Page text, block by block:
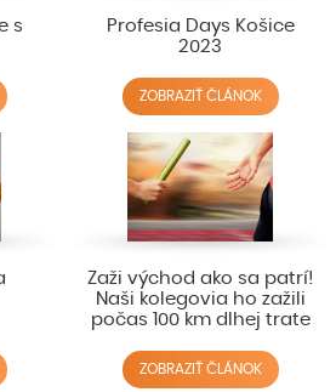
s
Profesia Days Košice
2023
ZOBRAZIŤ ČLÁNOK
Zaži východ ako sa patrí!
Naši kolegovia ho zažili
počas 100 km dlhej trate
ZOBRAZIŤ ČLÁNOK